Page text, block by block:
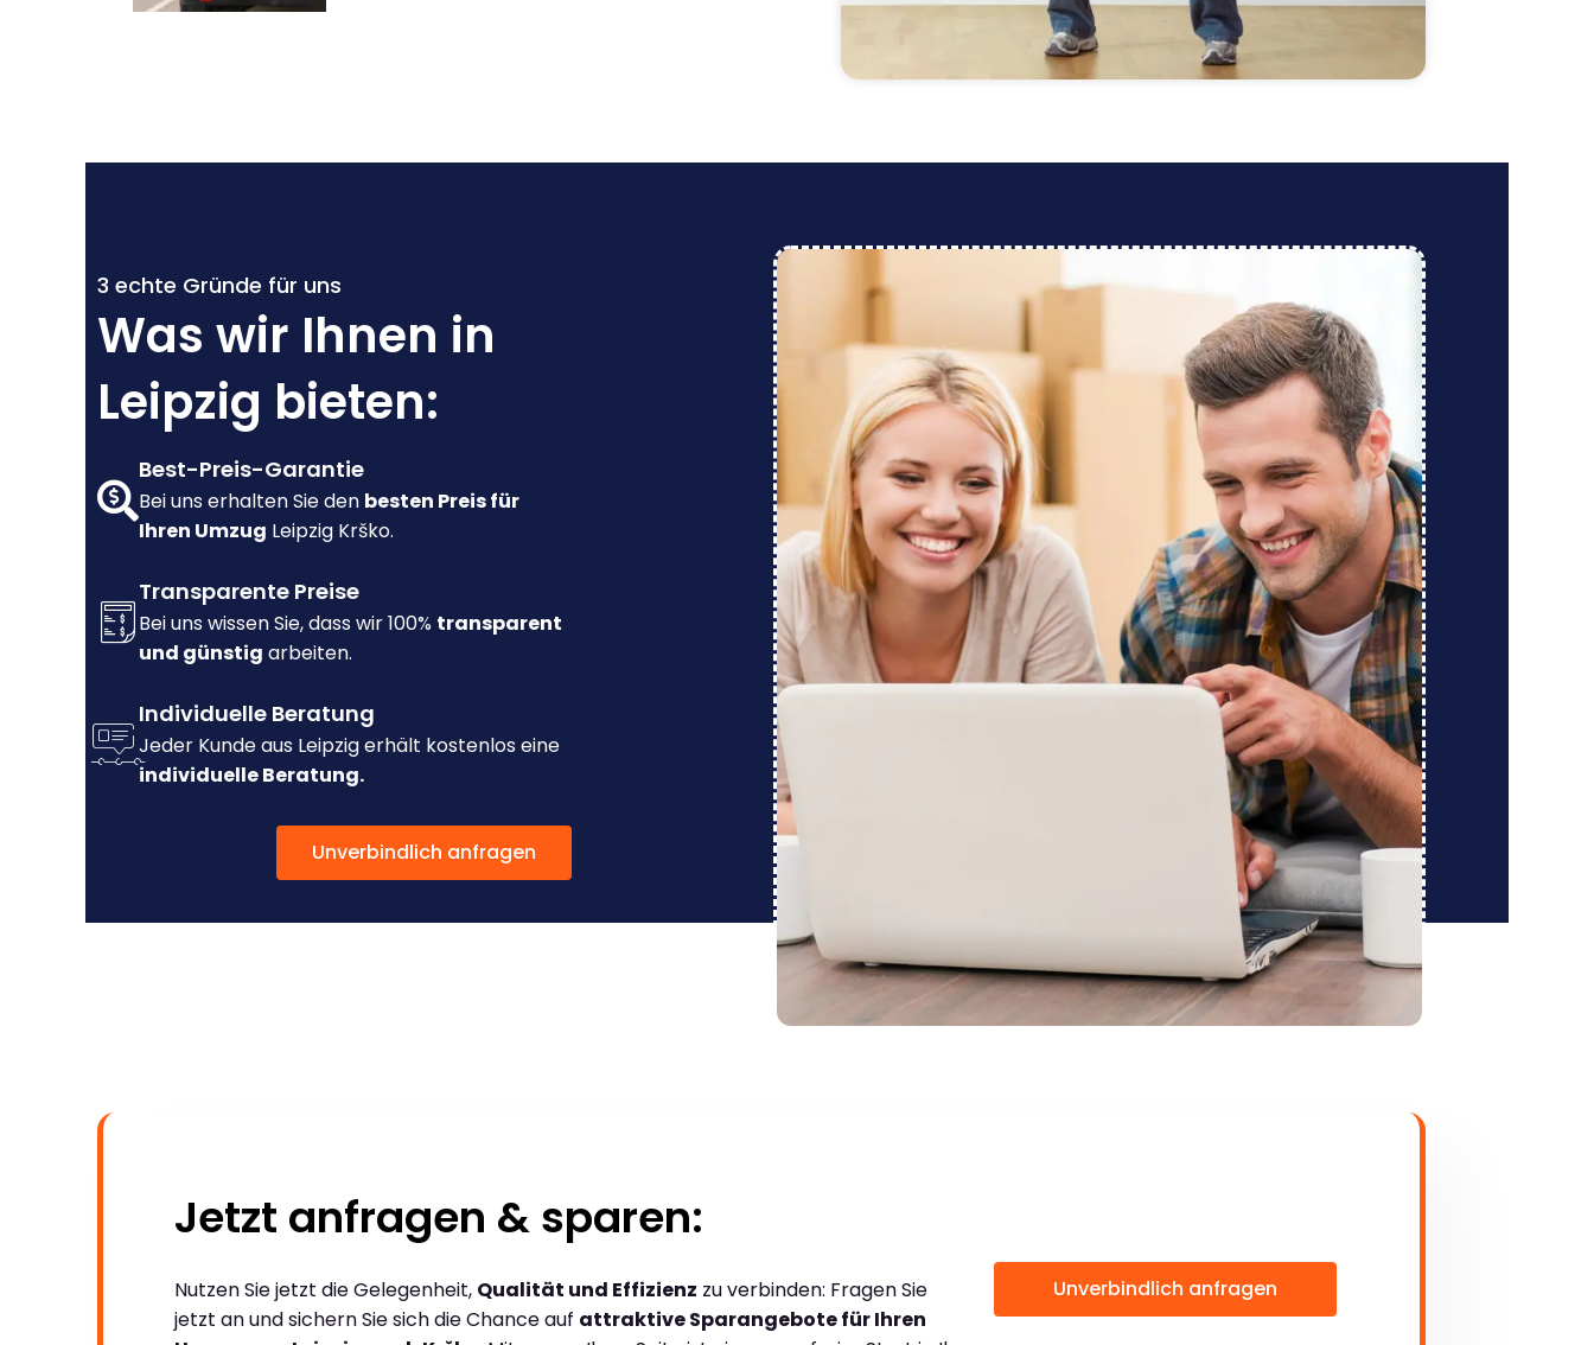
3 echte Gründe für uns
Was wir Ihnen in
Leipzig bieten:
Best-Preis-Garantie
Bei uns erhalten Sie den besten Preis für
Ihren Umzug Leipzig Krško.
Transparente Preise
Bei uns wissen Sie, dass wir 100% transparent
und günstig arbeiten.
Individuelle Beratung
Jeder Kunde aus Leipzig erhält kostenlos eine
individuelle Beratung.
Unverbindlich anfragen
Jetzt anfragen & sparen:
Nutzen Sie jetzt die Gelegenheit, Qualität und Effizienz zu verbinden: Fragen Sie
jetzt an und sichern Sie sich die Chance auf attraktive Sparangebote für Ihren
Unverbindlich anfragen